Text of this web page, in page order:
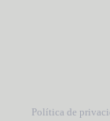
Política de